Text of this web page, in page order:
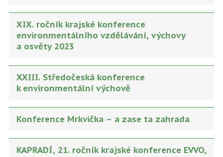
XIX. ročník krajské konference
environmentálního vzdělávání, výchovy
a osvěty 2023
XXIII. Středočeská konference
k environmentální výchově
Konference Mrkvička – a zase ta zahrada
KAPRADÍ, 21. ročník krajské konference EVVO,